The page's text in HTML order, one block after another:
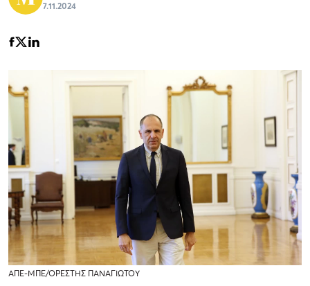
7.11.2024
ΑΠΕ-ΜΠΕ/ΟΡΕΣΤΗΣ ΠΑΝΑΓΙΩΤΟY